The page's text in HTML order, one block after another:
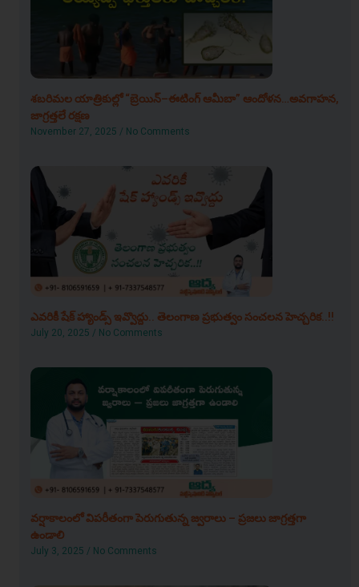
శబరిమల యాత్రికుల్లో “బ్రెయిన్–ఈటింగ్ ఆమీబా” ఆందోళన…అవగాహన,
జాగ్రత్తలే రక్షణ
November 27, 2025 No Comments
ఎవరికీ షేక్ హ్యాండ్స్ ఇవ్వొద్దు.. తెలంగాణ ప్రభుత్వం సంచలన హెచ్చరిక..!!
July 20, 2025 No Comments
వర్షాకాలంలో విపరీతంగా పెరుగుతున్న జ్వరాలు – ప్రజలు జాగ్రత్తగా
ఉండాలి
July 3, 2025 No Comments